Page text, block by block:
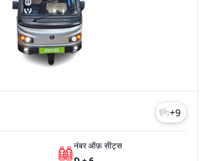
+9
नंबर ऑफ़ सीट्स